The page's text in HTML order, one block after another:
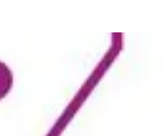
ske med